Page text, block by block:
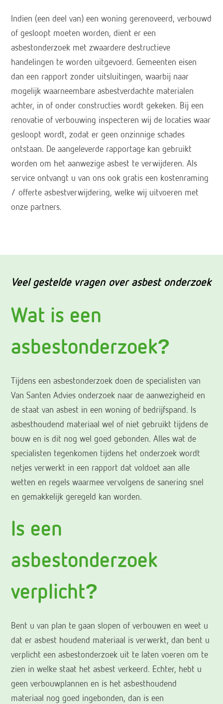
Indien (een deel van) een woning gerenoveerd, verbouwd
of gesloopt moeten worden, dient er een
asbestonderzoek met zwaardere destructieve
handelingen te worden uitgevoerd. Gemeenten eisen
dan een rapport zonder uitsluitingen, waarbij naar
mogelijk waarneembare asbestverdachte materialen
achter, in of onder constructies wordt gekeken. Bij een
renovatie of verbouwing inspecteren wij de locaties waar
gesloopt wordt, zodat er geen onzinnige schades
ontstaan. De aangeleverde rapportage kan gebruikt
worden om het aanwezige asbest te verwijderen. Als
service ontvangt u van ons ook gratis een kostenraming
/ offerte asbestverwijdering, welke wij uitvoeren met
onze partners.
Veel gestelde vragen over asbest onderzoek
Wat is een
asbestonderzoek?
Tijdens een asbestonderzoek doen de specialisten van
Van Santen Advies onderzoek naar de aanwezigheid en
de staat van asbest in een woning of bedrijfspand. Is
asbesthoudend materiaal wel of niet gebruikt tijdens de
bouw en is dit nog wel goed gebonden. Alles wat de
specialisten tegenkomen tijdens het onderzoek wordt
netjes verwerkt in een rapport dat voldoet aan alle
wetten en regels waarmee vervolgens de sanering snel
en gemakkelijk geregeld kan worden.
Is een
asbestonderzoek
verplicht?
Bent u van plan te gaan slopen of verbouwen en weet u
dat er asbest houdend materiaal is verwerkt, dan bent u
verplicht een asbestonderzoek uit te laten voeren om te
zien in welke staat het asbest verkeerd. Echter, hebt u
geen verbouwplannen en is het asbesthoudend
materiaal nog goed ingebonden, dan is een